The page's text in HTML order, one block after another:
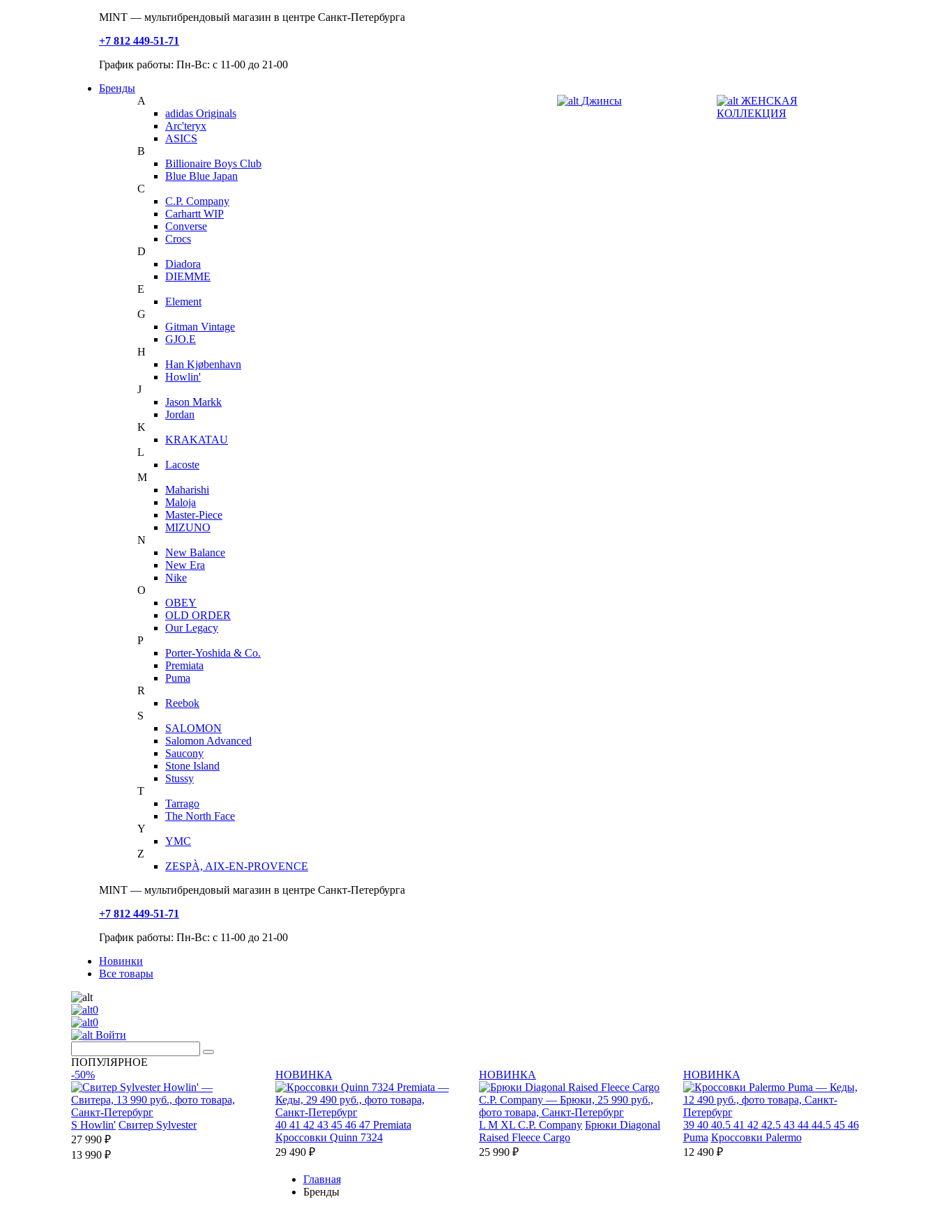
MINT — мультибрендовый магазин в центре Санкт-Петербурга
+7 812 449-51-71
График работы: Пн-Вс: с 11-00 до 21-00
Бренды
A
adidas Originals
Arc'teryx
ASICS
B
Billionaire Boys Club
Blue Blue Japan
C
C.P. Company
Carhartt WIP
Converse
Crocs
D
Diadora
DIEMME
E
Element
G
Gitman Vintage
GJO.E
H
Han Kjøbenhavn
Howlin'
J
Jason Markk
Jordan
K
KRAKATAU
L
Lacoste
M
Maharishi
Maloja
Master-Piece
MIZUNO
N
New Balance
New Era
Nike
O
OBEY
OLD ORDER
Our Legacy
P
Porter-Yoshida & Co.
Premiata
Puma
R
Reebok
S
SALOMON
Salomon Advanced
Saucony
Stone Island
Stussy
T
Tarrago
The North Face
Y
YMC
Z
ZESPÀ, AIX-EN-PROVENCE
Джинсы
ЖЕНСКАЯ
КОЛЛЕКЦИЯ
MINT — мультибрендовый магазин в центре Санкт-Петербурга
+7 812 449-51-71
График работы: Пн-Вс: с 11-00 до 21-00
Новинки
Все товары
0
0
Войти
ПОПУЛЯРНОЕ
-50%
S Howlin' Свитер Sylvester
27 990 ₽
13 990 ₽
НОВИНКА
40 41 42 43 45 46 47 Premiata
Кроссовки Quinn 7324
29 490 ₽
НОВИНКА
L M XL C.P. Company Брюки Diagonal
Raised Fleece Cargo
25 990 ₽
НОВИНКА
39 40 40.5 41 42 42.5 43 44 44.5 45 46
Puma Кроссовки Palermo
12 490 ₽
Главная
Бренды